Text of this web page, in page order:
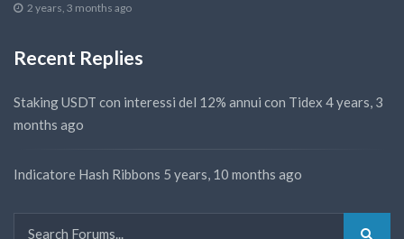
2 years, 3 months ago
Recent Replies
Staking USDT con interessi del 12% annui con Tidex 4 years, 3
months ago
Indicatore Hash Ribbons 5 years, 10 months ago